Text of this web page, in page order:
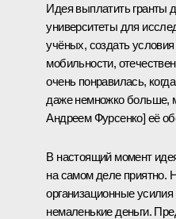
Идея выплатить гранты
университеты для
учёных, создать
мобильности,
очень понравилась,
даже немножко больше,
Андреем Фурсенко] её
В настоящий момент
на самом деле приятно.
организационные
немаленькие деньги.